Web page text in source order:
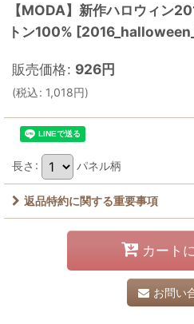
【MODA】新作ハロウィ
トン100% [
販売価格: 926円
(税込: 1,018円)
長さ : パネル柄
返品特約に関する重要事項
カート
お問い